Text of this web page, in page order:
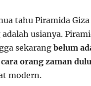
tahu Piramida
usianya.
sekarangbelum
orang zaman
modern.